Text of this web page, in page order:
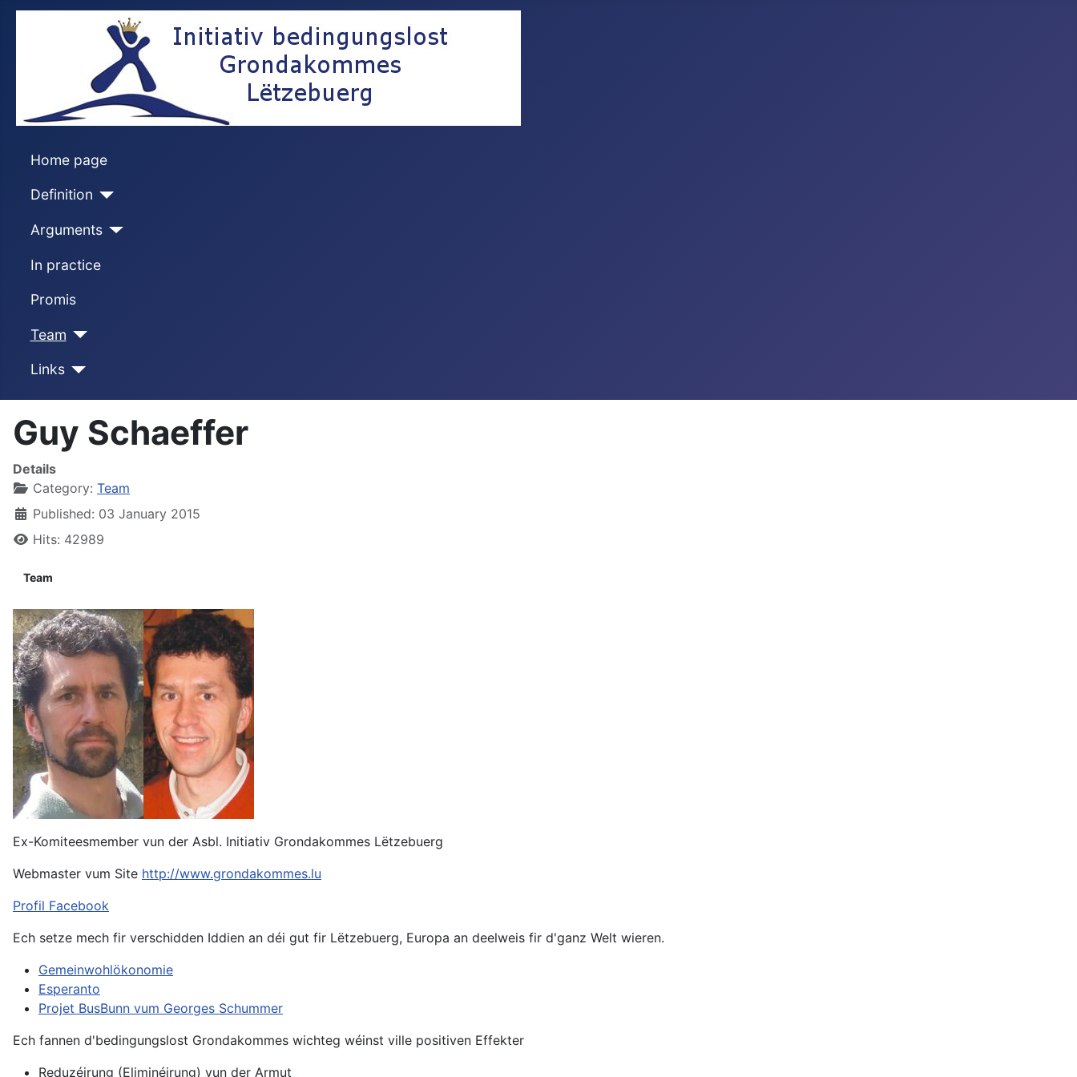
Home page
Definition
Arguments
In practice
Promis
Team
Links
Guy Schaeffer
Details
Category: Team
Published: 03 January 2015
Hits: 42989
Team
Ex-Komiteesmember vun der Asbl. Initiativ Grondakommes Lëtzebuerg
Webmaster vum Site http://www.grondakommes.lu
Profil Facebook
Ech setze mech fir verschidden Iddien an déi gut fir Lëtzebuerg, Europa an deelweis fir d'ganz Welt wieren.
Gemeinwohlökonomie
Esperanto
Projet BusBunn vum Georges Schummer
Ech fannen d'bedingungslost Grondakommes wichteg wéinst ville positiven Effekter
Reduzéirung (Eliminéirung) vun der Armut